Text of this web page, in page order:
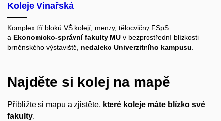
Koleje Vinařská
Komplex tří bloků VŠ kolejí, menzy, tělocvičny FSpS
a Ekonomicko-správní fakulty MU v bezprostřední blízkosti
brněnského výstaviště, nedaleko Univerzitního kampusu
Najděte si kolej na mapě
Přibližte si mapu a zjistěte, které koleje máte blízko své
fakulty.